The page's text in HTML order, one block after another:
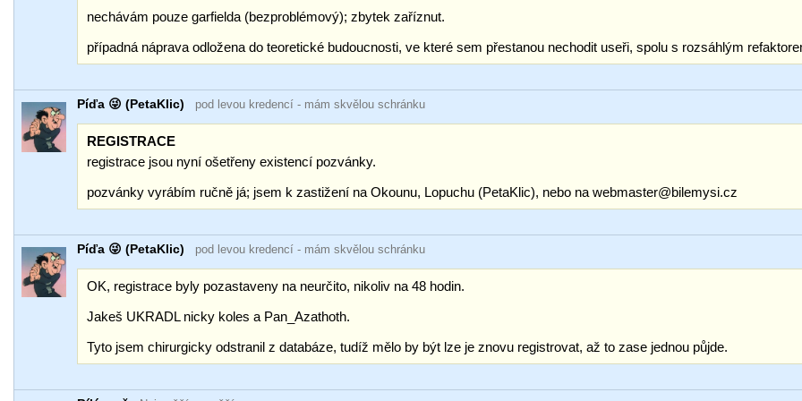
nechávám pouze garfielda (bezproblémový); zbytek zaříznut.
případná náprava odložena do teoretické budoucnosti, ve které sem přestanou nechodit useři, spolu s rozsáhlým
Píďa 😜 (PetaKlic) pod levou kredencí - mám skvělou schránku
REGISTRACE
registrace jsou nyní ošetřeny existencí pozvánky.
pozvánky vyrábím ručně já; jsem k zastižení na Okounu, Lopuchu (PetaKlic), nebo na webmaster@bilemysi.cz
Píďa 😜 (PetaKlic) pod levou kredencí - mám skvělou schránku
OK, registrace byly pozastaveny na neurčito, nikoliv na 48 hodin.
Jakeš UKRADL nicky koles a Pan_Azathoth.
Tyto jsem chirurgicky odstranil z databáze, tudíž mělo by být lze je znovu registrovat, až to zase jednou půjde.